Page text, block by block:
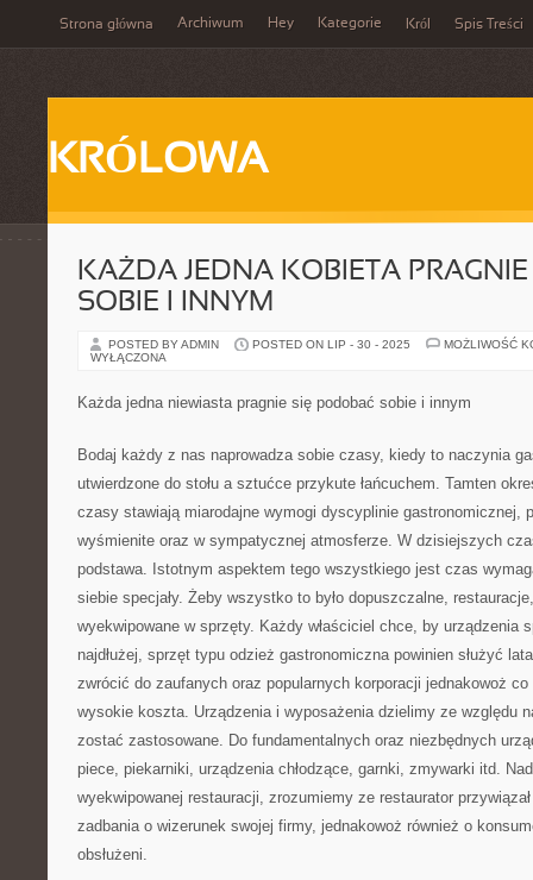
Strona główna Archiwum Hey Kategorie Król Spis Treści
KRÓLOWA
KAŻDA JEDNA KOBIETA
SOBIE I INNYM
POSTED BY ADMIN POSTED ON LIP - 30 - 2025
MOŻLIWOŚĆ
WYŁĄCZONA
Każda jedna niewiasta pragnie się podobać sobie i innym
Bodaj każdy z nas naprowadza sobie czasy, kiedy to naczynia
utwierdzone do stołu a sztućce przykute łańcuchem. Tamten
czasy stawiają miarodajne wymogi dyscyplinie gastronomicznej,
wyśmienite oraz w sympatycznej atmosferze. W dzisiejszych
podstawa. Istotnym aspektem tego wszystkiego jest czas
siebie specjały. Żeby wszystko to było dopuszczalne,
wyekwipowane w sprzęty. Każdy właściciel chce, by urządzenia
najdłużej, sprzęt typu odzież gastronomiczna powinien służyć
zwrócić do zaufanych oraz popularnych korporacji jednakowoż co
wysokie koszta. Urządzenia i wyposażenia dzielimy ze względu
zostać zastosowane. Do fundamentalnych oraz niezbędnych
piece, piekarniki, urządzenia chłodzące, garnki, zmywarki itd.
wyekwipowanej restauracji, zrozumiemy ze restaurator
zadbania o wizerunek swojej firmy, jednakowoż również o
obsłużeni.